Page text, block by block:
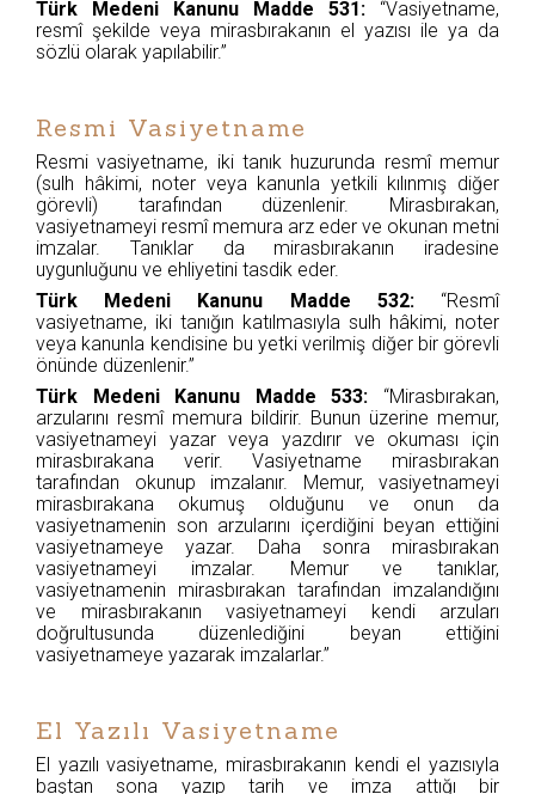
Türk Medeni Kanunu Madde 531: “Vasiyetname,
resmî şekilde veya mirasbırakanın el yazısı ile ya da
sözlü olarak yapılabilir.”
Resmi Vasiyetname
Resmi vasiyetname, iki tanık huzurunda resmî memur
(sulh hâkimi, noter veya kanunla yetkili kılınmış diğer
görevli) tarafından düzenlenir. Mirasbırakan,
vasiyetnameyi resmî memura arz eder ve okunan metni
imzalar. Tanıklar da mirasbırakanın iradesine
uygunluğunu ve ehliyetini tasdik eder.
Türk Medeni Kanunu Madde 532:“Resmî
vasiyetname, iki tanığın katılmasıyla sulh hâkimi, noter
veya kanunla kendisine bu yetki verilmiş diğer bir görevli
önünde düzenlenir.”
Türk Medeni Kanunu Madde 533: “Mirasbırakan,
arzularını resmî memura bildirir. Bunun üzerine memur,
vasiyetnameyi yazar veya yazdırır ve okuması için
mirasbırakana verir. Vasiyetname mirasbırakan
tarafından okunup imzalanır. Memur, vasiyetnameyi
mirasbırakana okumuş olduğunu ve onun da
vasiyetnamenin son arzularını içerdiğini beyan ettiğini
vasiyetnameye yazar. Daha sonra mirasbırakan
vasiyetnameyi imzalar. Memur ve tanıklar,
vasiyetnamenin mirasbırakan tarafından imzalandığını
ve mirasbırakanın vasiyetnameyi kendi arzuları
doğrultusunda düzenlediğini beyan ettiğini
vasiyetnameye yazarak imzalarlar.”
El Yazılı Vasiyetname
El yazılı vasiyetname, mirasbırakanın kendi el yazısıyla
baştan sona yazıp tarih ve imza attığı bir